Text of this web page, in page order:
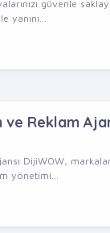
güvenle
yanını...
ve Reklam
DijiWOW,
yönetimi...